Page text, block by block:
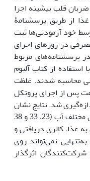
شدت 80 تا 85 درصد ضربان قلب بیشینه اجرا
از طریق پرسشنامۀ
توسط خود آزمودنی‌ها ثبت
در روزهای اجرای
پرسشنامه‌های مربوط
از کتاب آلبوم
محاسبه شدند. غلظت
قبل، بلافاصله بعد، 3و9 ساعت پس از اجرای پروتکل
شد. نتایج نشان
داد که یک جلسه ورزش شنا در دماهای مختلف آب (23، 33 و 38
غذا، کالری دریافتی و
نمی‌تواند روی
اثرگذار